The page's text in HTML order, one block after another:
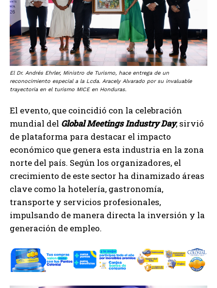
El Dr. Andrés Ehrler, Ministro de Turismo, hace entrega de un
reconocimiento especial a la Lcda. Aracely Alvarado por su invaluable
trayectoria en el turismo MICE en Honduras.
El evento, que coincidió con la celebración
mundial del Global Meetings Industry Day, sirvió
de plataforma para destacar el impacto
económico que genera esta industria en la zona
norte del país. Según los organizadores, el
crecimiento de este sector ha dinamizado áreas
clave como la hotelería, gastronomía,
transporte y servicios profesionales,
impulsando de manera directa la inversión y la
generación de empleo.